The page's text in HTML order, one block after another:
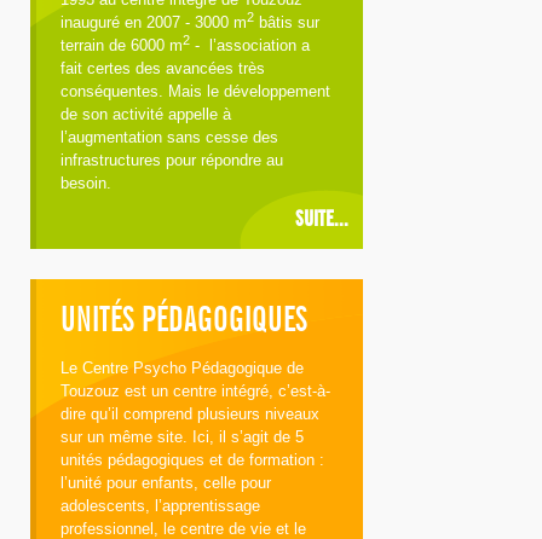
inauguré en 2007 - 3000 m2 bâtis sur
terrain de 6000 m2 - l’association a
fait certes des avancées très
conséquentes. Mais le développement
de son activité appelle à
l’augmentation sans cesse des
infrastructures pour répondre au
besoin.
SUITE...
UNITÉS PÉDAGOGIQUES
Le Centre Psycho Pédagogique de
Touzouz est un centre intégré, c’est-à-
dire qu’il comprend plusieurs niveaux
sur un même site. Ici, il s’agit de 5
unités pédagogiques et de formation :
l’unité pour enfants, celle pour
adolescents, l’apprentissage
professionnel, le centre de vie et le